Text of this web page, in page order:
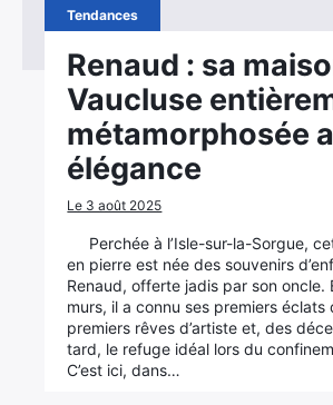
Tendances
Renaud : sa
Vaucluse
métamorphosée
élégance
Le 3 août 2025
Perchée à l’Isle-sur-la-Sorgue,
en pierre est née des souvenirs
Renaud, offerte jadis par son oncle.
murs, il a connu ses premiers éclats
premiers rêves d’artiste et, des
tard, le refuge idéal lors du
C’est ici, dans…